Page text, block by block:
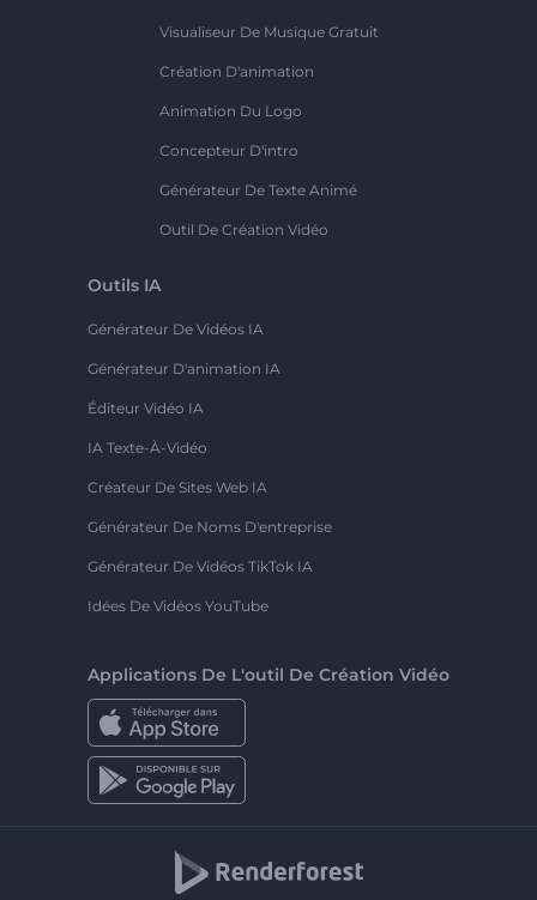
Visualiseur De Musique Gratuit
Création D'animation
Animation Du Logo
Concepteur D'intro
Générateur De Texte Animé
Outil De Création Vidéo
Outils IA
Générateur De Vidéos IA
Générateur D'animation IA
Éditeur Vidéo IA
IA Texte-À-Vidéo
Créateur De Sites Web IA
Générateur De Noms D'entreprise
Générateur De Vidéos TikTok IA
Idées De Vidéos YouTube
Applications De L'outil De Création Vidéo